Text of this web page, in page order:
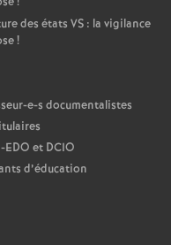
des états VS: la vigilance
!
e-s documentalistes
EDO et DCIO
d’éducation